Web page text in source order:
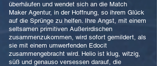
überhäufen und wendet sich an die Match
Maker Agentur, in der Hoffnung, so ihrem Glück
auf die Sprünge zu helfen. Ihre Angst, mit einem
seltsamen primitiven Außerirdischen
zusammenzukommen, wird sofort gemildert, als
sie mit einem umwerfenden Edocit
zusammengebracht wird. Helio ist klug, witzig,
süß und genauso versessen darauf, die